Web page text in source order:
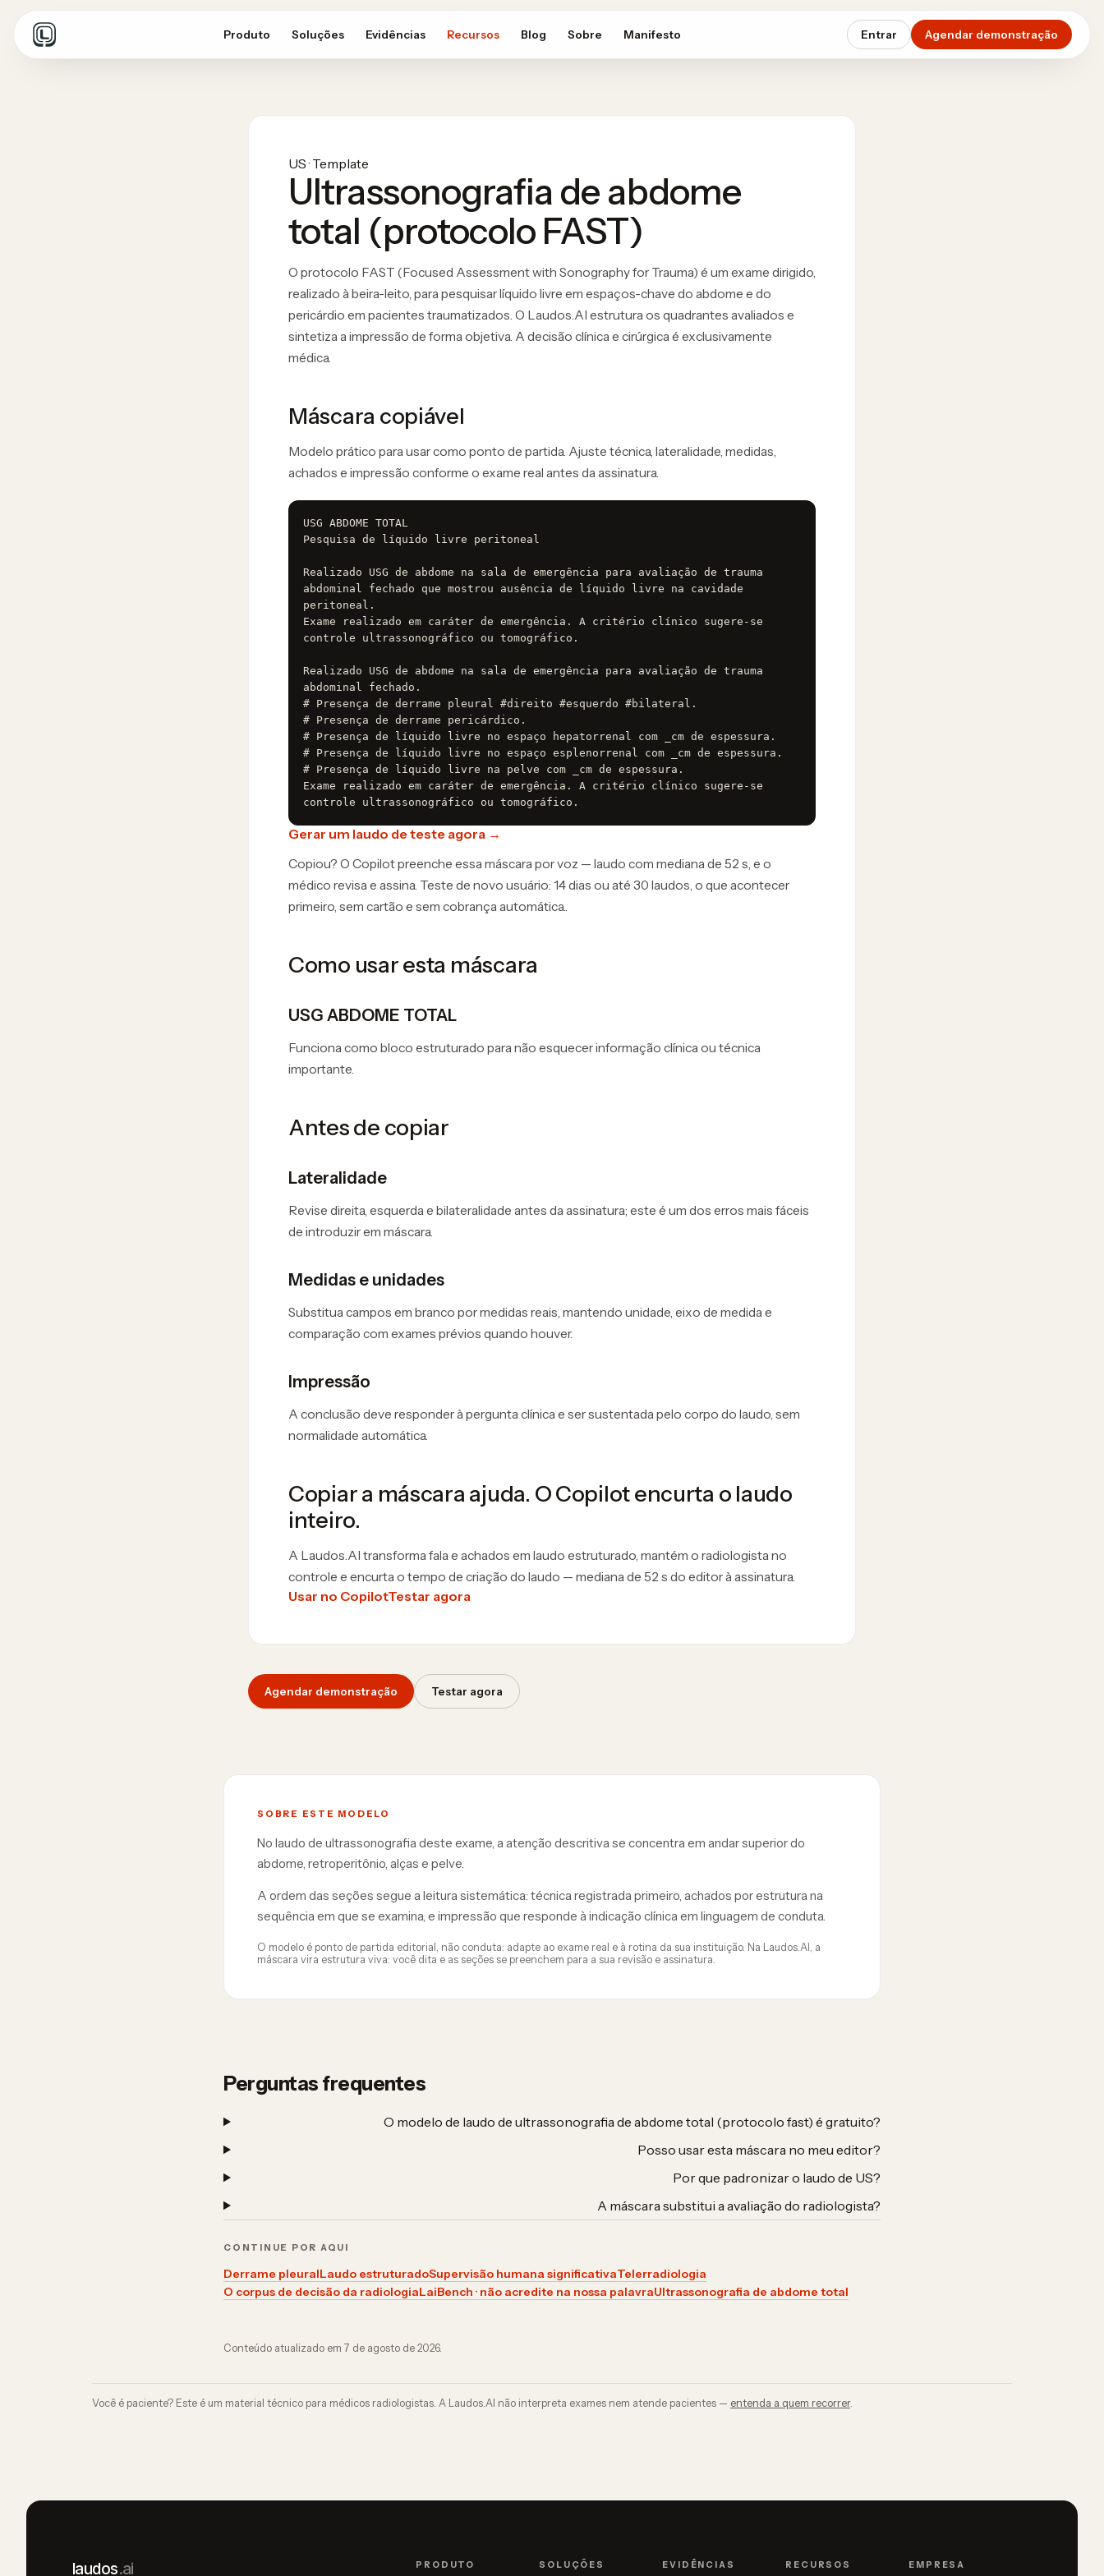
Produto Soluções Evidências Recursos Blog Sobre Manifesto Entrar Agendar demonstração
US · Template
Ultrassonografia de abdome
total (protocolo FAST)
O protocolo FAST (Focused Assessment with Sonography for Trauma) é um exame dirigido,
realizado à beira-leito, para pesquisar líquido livre em espaços-chave do abdome e do
pericárdio em pacientes traumatizados. O Laudos.AI estrutura os quadrantes avaliados e
sintetiza a impressão de forma objetiva. A decisão clínica e cirúrgica é exclusivamente
médica.
Máscara copiável
Modelo prático para usar como ponto de partida. Ajuste técnica, lateralidade, medidas,
achados e impressão conforme o exame real antes da assinatura.
USG ABDOME TOTAL
Pesquisa de líquido livre peritoneal
Realizado USG de abdome na sala de emergência para avaliação de trauma
abdominal fechado que mostrou ausência de líquido livre na cavidade
peritoneal.
Exame realizado em caráter de emergência. A critério clínico sugere-se
controle ultrassonográfico ou tomográfico.
Realizado USG de abdome na sala de emergência para avaliação de trauma
abdominal fechado.
# Presença de derrame pleural #direito #esquerdo #bilateral.
# Presença de derrame pericárdico.
# Presença de líquido livre no espaço hepatorrenal com _cm de espessura.
# Presença de líquido livre no espaço esplenorrenal com _cm de espessura.
# Presença de líquido livre na pelve com _cm de espessura.
Exame realizado em caráter de emergência. A critério clínico sugere-se
controle ultrassonográfico ou tomográfico.
Gerar um laudo de teste agora →
Copiou? O Copilot preenche essa máscara por voz — laudo com mediana de 52 s, e o
médico revisa e assina. Teste de novo usuário: 14 dias ou até 30 laudos, o que acontecer
primeiro, sem cartão e sem cobrança automática..
Como usar esta máscara
USG ABDOME TOTAL
Funciona como bloco estruturado para não esquecer informação clínica ou técnica
importante.
Antes de copiar
Lateralidade
Revise direita, esquerda e bilateralidade antes da assinatura; este é um dos erros mais fáceis
de introduzir em máscara.
Medidas e unidades
Substitua campos em branco por medidas reais, mantendo unidade, eixo de medida e
comparação com exames prévios quando houver.
Impressão
A conclusão deve responder à pergunta clínica e ser sustentada pelo corpo do laudo, sem
normalidade automática.
Copiar a máscara ajuda. O Copilot encurta o laudo
inteiro.
A Laudos.AI transforma fala e achados em laudo estruturado, mantém o radiologista no
controle e encurta o tempo de criação do laudo — mediana de 52 s do editor à assinatura.
Usar no CopilotTestar agora
Agendar demonstração Testar agora
SOBRE ESTE MODELO
No laudo de ultrassonografia deste exame, a atenção descritiva se concentra em andar superior do
abdome, retroperitônio, alças e pelve.
A ordem das seções segue a leitura sistemática: técnica registrada primeiro, achados por estrutura na
sequência em que se examina, e impressão que responde à indicação clínica em linguagem de conduta.
O modelo é ponto de partida editorial, não conduta: adapte ao exame real e à rotina da sua instituição. Na Laudos.AI, a
máscara vira estrutura viva: você dita e as seções se preenchem para a sua revisão e assinatura.
Perguntas frequentes
O modelo de laudo de ultrassonografia de abdome total (protocolo fast) é gratuito?
Posso usar esta máscara no meu editor?
Por que padronizar o laudo de US?
A máscara substitui a avaliação do radiologista?
CONTINUE POR AQUI
Derrame pleuralLaudo estruturadoSupervisão humana significativaTelerradiologia
O corpus de decisão da radiologiaLaiBench · não acredite na nossa palavraUltrassonografia de abdome total
Conteúdo atualizado em 7 de agosto de 2026.
Você é paciente? Este é um material técnico para médicos radiologistas. A Laudos.AI não interpreta exames nem atende pacientes — entenda a quem recorrer.
laudos.ai PRODUTO SOLUÇÕES EVIDÊNCIAS RECURSOS EMPRESA